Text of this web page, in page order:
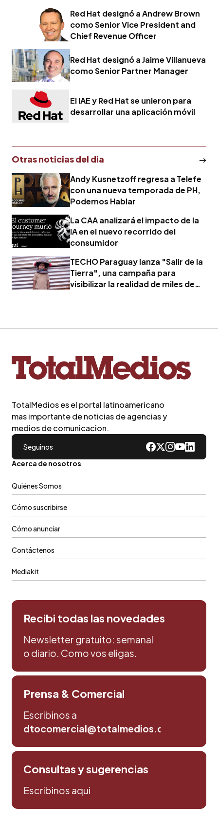
Red Hat designó a Andrew Brown
como Senior Vice President and
Chief Revenue Officer
Red Hat designó a Jaime Villanueva
como Senior Partner Manager
El IAE y Red Hat se unieron para
desarrollar una aplicación móvil
Otras noticias del dia
Andy Kusnetzoff regresa a Telefe
con una nueva temporada de PH,
Podemos Hablar
La CAA analizará el impacto de la
IA en el nuevo recorrido del
consumidor
TECHO Paraguay lanza "Salir de la
Tierra", una campaña para
visibilizar la realidad de miles de
TotalMedios es el portal latinoamericano
mas importante de noticias de agencias y
medios de comunicacion.
Seguinos
Acerca de nosotros
Quiénes Somos
Cómo suscribirse
Cómo anunciar
Contáctenos
Mediakit
Recibi todas las novedades
Newsletter gratuito: semanal
o diario. Como vos eligas.
Prensa & Comercial
Escribinos a
dtocomercial@totalmedios.com
Consultas y sugerencias
Escribinos aqui